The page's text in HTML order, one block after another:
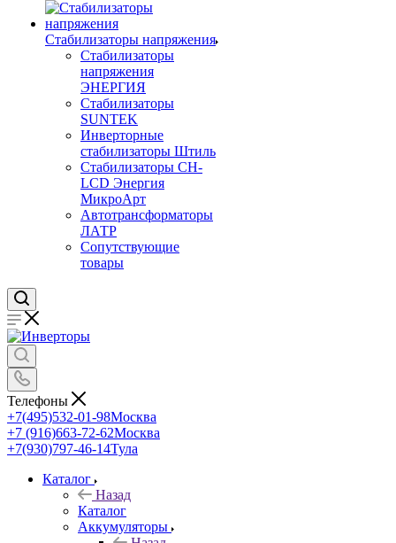
Стабилизаторы напряжения
Стабилизаторы
напряжения
ЭНЕРГИЯ
Стабилизаторы
SUNTEK
Инверторные
стабилизаторы Штиль
Стабилизаторы СН-
LCD Энepгия
МикроАрт
Автотрансформаторы
ЛАТР
Сопутствующие
товары
Телефоны
+7(495)532-01-98Москва
+7 (916)663-72-62Москва
+7(930)797-46-14Тула
Каталог
Назад
Каталог
Аккумуляторы